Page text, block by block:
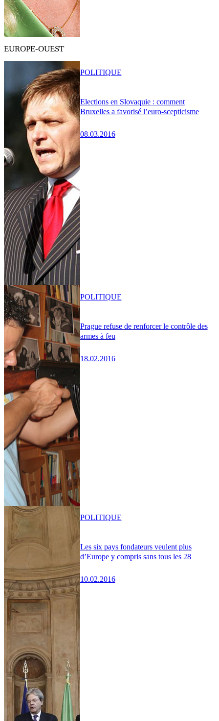
EUROPE-OUEST
Elections en Slovaquie : comment
Bruxelles a favorisé l’euro-scepticisme
08.03.2016
POLITIQUE
Prague refuse de renforcer le contrôle des
armes à feu
18.02.2016
POLITIQUE
Les six pays fondateurs veulent plus
d’Europe y compris sans tous les 28
10.02.2016
POLITIQUE